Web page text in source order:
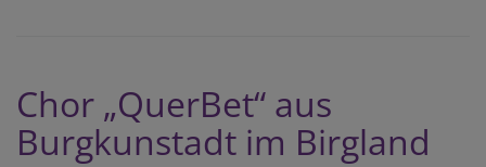
Chor „QuerBet“ aus
Burgkunstadt im Birgland